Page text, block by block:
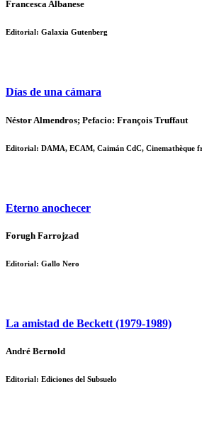
Francesca Albanese
Editorial: Galaxia Gutenberg
Días de una cámara
Néstor Almendros; Pefacio: François Truffaut
Editorial: DAMA, ECAM, Caimán CdC, Cinemathèque
Eterno anochecer
Forugh Farrojzad
Editorial: Gallo Nero
La amistad de Beckett (1979-1989)
André Bernold
Editorial: Ediciones del Subsuelo